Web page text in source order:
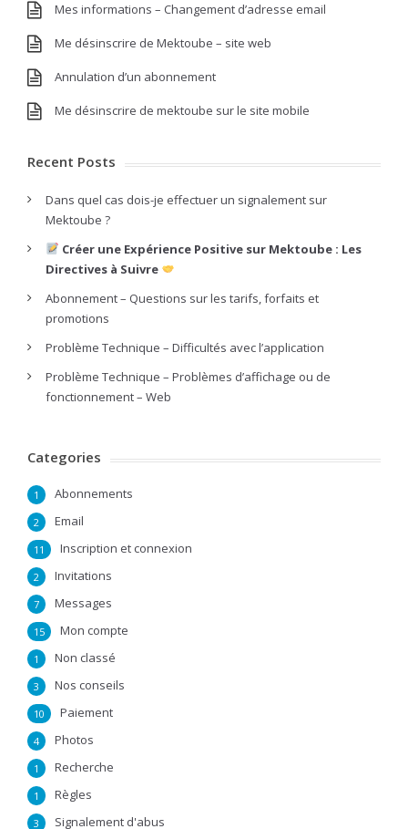
Mes informations – Changement d’adresse email
Me désinscrire de Mektoube – site web
Annulation d’un abonnement
Me désinscrire de mektoube sur le site mobile
Recent Posts
Dans quel cas dois-je effectuer un signalement sur
Mektoube ?
Créer une Expérience Positive sur Mektoube : Les
Directives à Suivre
Abonnement – Questions sur les tarifs, forfaits et
promotions
Problème Technique – Difficultés avec l’application
Problème Technique – Problèmes d’affichage ou de
fonctionnement – Web
Categories
Abonnements
1
Email
2
Inscription et connexion
11
Invitations
2
Messages
7
Mon compte
15
Non classé
1
Nos conseils
3
Paiement
10
Photos
4
Recherche
1
Règles
1
Signalement d'abus
3